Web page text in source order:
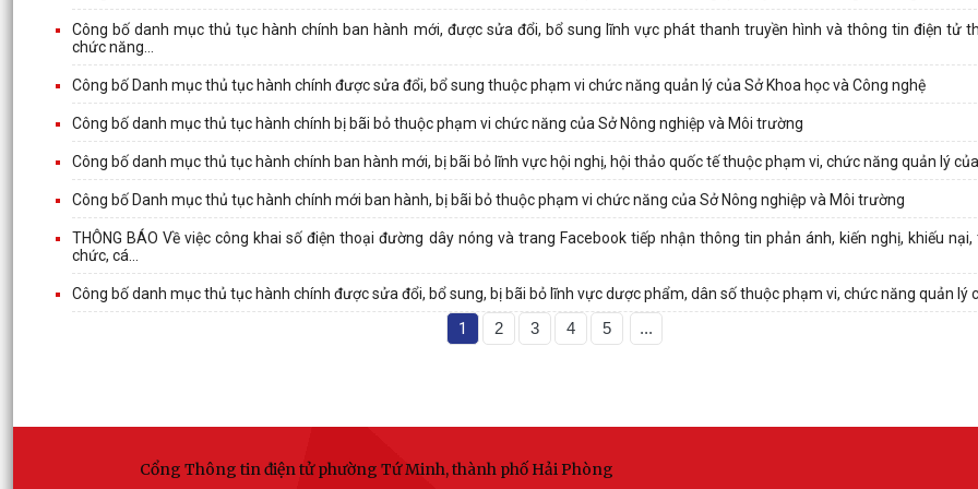
Công bố danh mục thủ tục hành chính ban hành mới, được sửa đổi, bổ sung lĩnh vực phát thanh truyền hình và thông tin điện tử
chức năng...
Công bố Danh mục thủ tục hành chính được sửa đổi, bổ sung thuộc phạm vi chức năng quản lý của Sở Khoa học và Công nghệ
Công bố danh mục thủ tục hành chính bị bãi bỏ thuộc phạm vi chức năng của Sở Nông nghiệp và Môi trường
Công bố danh mục thủ tục hành chính ban hành mới, bị bãi bỏ lĩnh vực hội nghị, hội thảo quốc tế thuộc phạm vi, chức năng quản lý
Công bố Danh mục thủ tục hành chính mới ban hành, bị bãi bỏ thuộc phạm vi chức năng của Sở Nông nghiệp và Môi trường
THÔNG BÁO Về việc công khai số điện thoại đường dây nóng và trang Facebook tiếp nhận thông tin phản ánh, kiến nghị, khiếu
chức, cá...
Công bố danh mục thủ tục hành chính được sửa đổi, bổ sung, bị bãi bỏ lĩnh vực dược phẩm, dân số thuộc phạm vi, chức năng quản lý
1 2 3 4 5 ...
Cổng Thông tin điện tử phường Tứ Minh, thành phố Hải Phòng